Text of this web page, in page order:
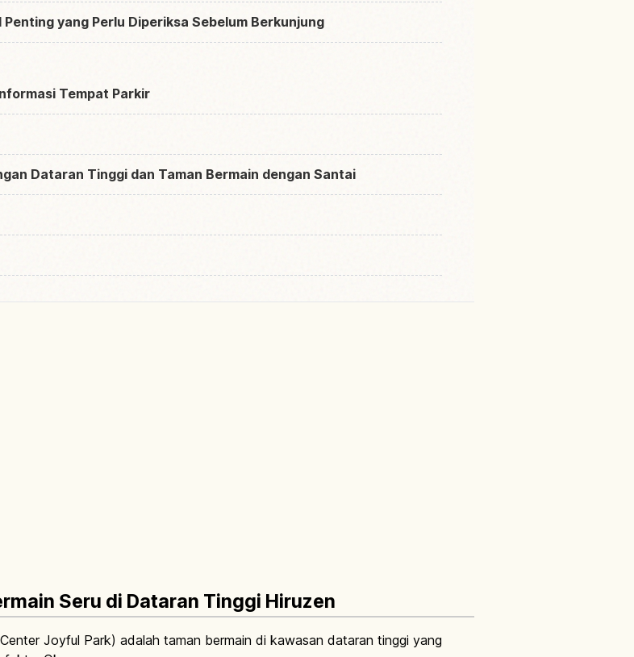
yang Perlu Diperiksa Sebelum Berkunjung
Tempat Parkir
Dataran Tinggi dan Taman Bermain dengan Santai
Seru di Dataran Tinggi Hiruzen
Joyful Park) adalah taman bermain di kawasan dataran tinggi yang